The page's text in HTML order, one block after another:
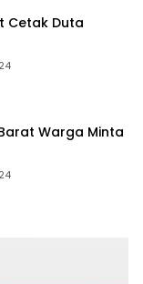
Cetak Duta
Warga Minta